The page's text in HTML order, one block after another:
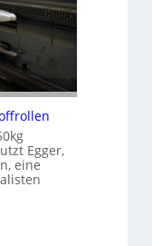
Egger,
eine